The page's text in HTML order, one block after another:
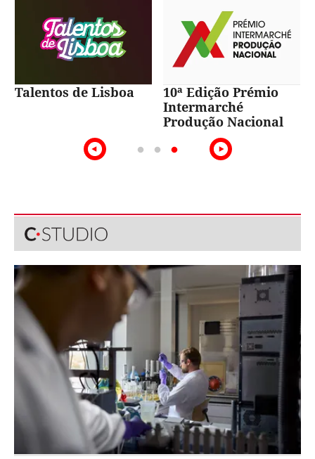
Talentos de Lisboa
10ª Edição Prémio
Intermarché
Produção Nacional